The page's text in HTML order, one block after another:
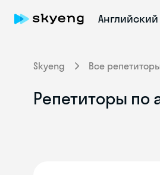
Английский
Skyeng Все
Репетиторы по